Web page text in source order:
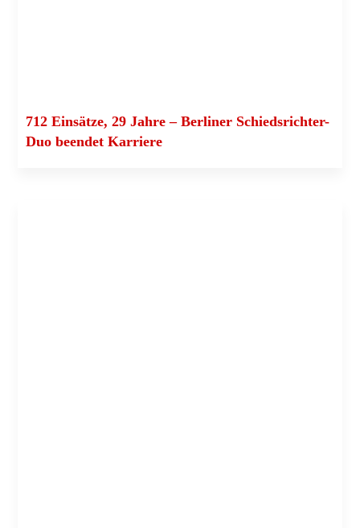
712 Ein­sät­ze, 29 Jah­re – Ber­li­ner Schieds­­­rich­­­ter-
Duo been­det Karriere